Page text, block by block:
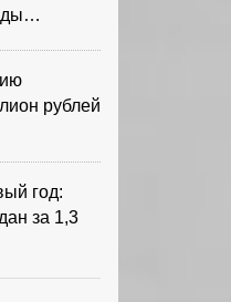
рублей
год:
за 1,3